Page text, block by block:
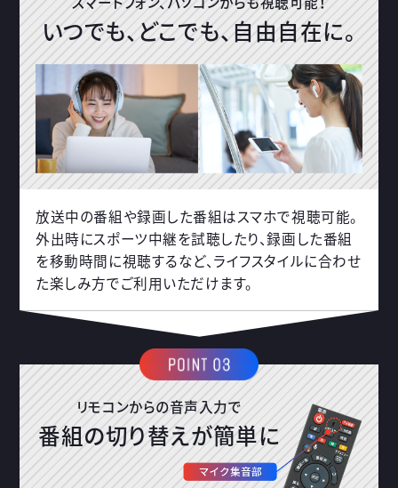
いつでも、どこでも、自由自在に。
放送中の番組や録画した番組はスマホで視聴可能。
外出時にスポーツ中継を試聴したり、録画した番組
を移動時間に視聴するなど、ライフスタイルに合わせ
た楽しみ方でご利用いただけます。
リモコンからの音声入力で
番組の切り替えが簡単に